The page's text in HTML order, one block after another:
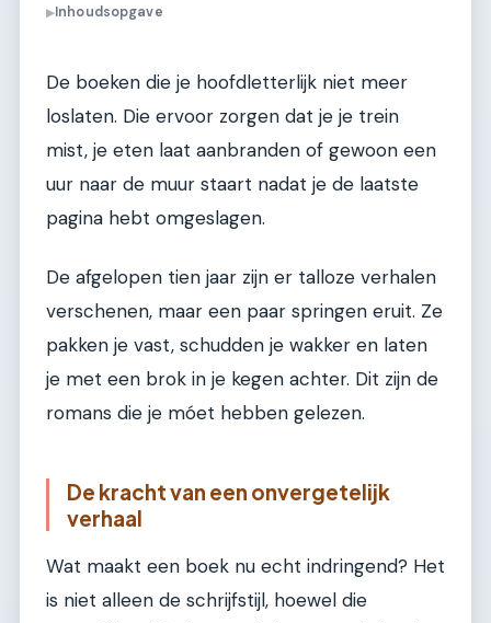
▶Inhoudsopgave
De boeken die je hoofdletterlijk niet meer
loslaten. Die ervoor zorgen dat je je trein
mist, je eten laat aanbranden of gewoon een
uur naar de muur staart nadat je de laatste
pagina hebt omgeslagen.
De afgelopen tien jaar zijn er talloze verhalen
verschenen, maar een paar springen eruit. Ze
pakken je vast, schudden je wakker en laten
je met een brok in je kegen achter. Dit zijn de
romans die je móet hebben gelezen.
De kracht van een onvergetelijk
verhaal
Wat maakt een boek nu echt indringend? Het
is niet alleen de schrijfstijl, hoewel die